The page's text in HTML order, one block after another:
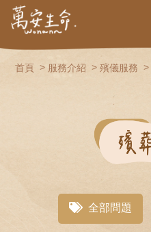
首頁 服務介紹 殯儀服務
全部問題